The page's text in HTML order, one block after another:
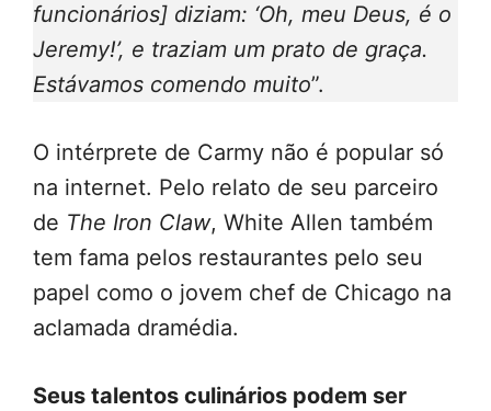
funcionários] diziam: ‘Oh, meu Deus, é o
Jeremy!’, e traziam um prato de graça.
Estávamos comendo muito”.
O intérprete de Carmy não é popular só
na internet. Pelo relato de seu parceiro
de The Iron Claw, White Allen também
tem fama pelos restaurantes pelo seu
papel como o jovem chef de Chicago na
aclamada dramédia.
Seus talentos culinários podem ser